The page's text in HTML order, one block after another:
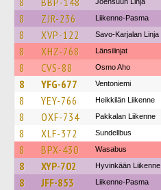
8 ZJR-236 Liikenne-Pasma
8 XVP-122 Savo-Karjalan Linja
8 XHZ-768 Länsilinjat
8 CVS-88 Osmo Aho
8 YFG-677 Ventoniemi
8 YEY-766 Heikkilän Liikenne
8 OXF-734 Pakkalan Liikenne
8 XLF-372 Sundellbus
8 BPX-430 Wasabus
8 XYP-702 Hyvinkään Liikenne
8 JFF-853 Liikenne-Pasma